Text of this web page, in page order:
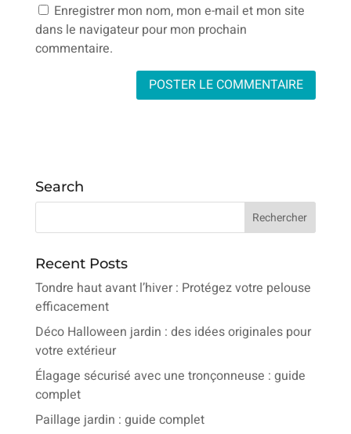
Enregistrer mon nom, mon e-mail et mon site
dans le navigateur pour mon prochain
commentaire.
Search
Recent Posts
Tondre haut avant l’hiver : Protégez votre pelouse
efficacement
Déco Halloween jardin : des idées originales pour
votre extérieur
Élagage sécurisé avec une tronçonneuse : guide
complet
Paillage jardin : guide complet